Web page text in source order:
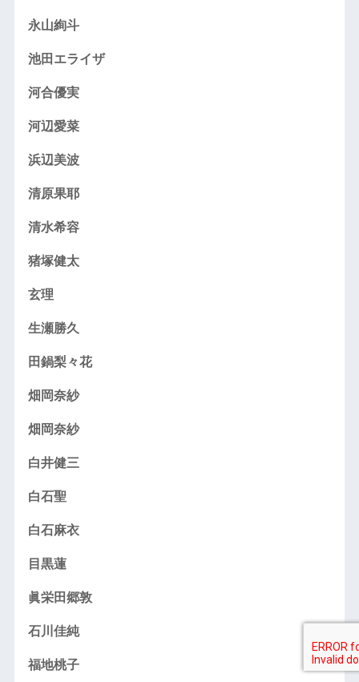
永山絢斗
池田エライザ
河合優実
河辺愛菜
浜辺美波
清原果耶
清水希容
猪塚健太
玄理
生瀬勝久
田鍋梨々花
畑岡奈紗
畑岡奈紗
白井健三
白石聖
白石麻衣
目黒蓮
眞栄田郷敦
石川佳純
福地桃子